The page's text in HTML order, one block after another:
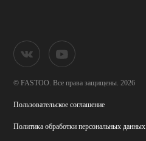
© FASTOO. Все права защищены. 2026
Пользовательское соглашение
Политика обработкиперсональных данных